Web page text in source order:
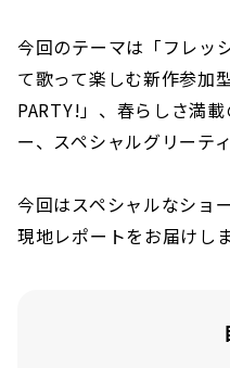
今回のテーマは「フレッ
て歌って楽しむ新作参加
PARTY!」、春らしさ満
ー、スペシャルグリーテ
今回はスペシャルなショ
現地レポートをお届けし